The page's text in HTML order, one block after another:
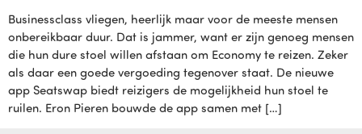
Businessclass vliegen, heerlijk maar voor de meeste mensen
onbereikbaar duur. Dat is jammer, want er zijn genoeg mensen
die hun dure stoel willen afstaan om Economy te reizen. Zeker
als daar een goede vergoeding tegenover staat. De nieuwe
app Seatswap biedt reizigers de mogelijkheid hun stoel te
ruilen. Eron Pieren bouwde de app samen met […]